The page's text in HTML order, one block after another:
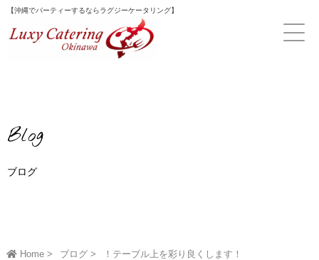
Skip
content
【沖縄でパーティーするならラグジーケータリング】
Blog
ブログ
Home ブログ ！テーブル上を彩り良くします！